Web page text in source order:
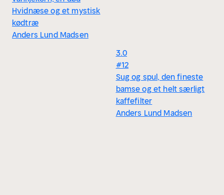
Hvidnæse og et mystisk
kødtræ
Anders Lund Madsen
3.0
#12
Sug og spul, den fineste
bamse og et helt særligt
kaffefilter
Anders Lund Madsen